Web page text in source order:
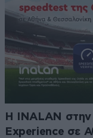
Η INALAN
Experience σε